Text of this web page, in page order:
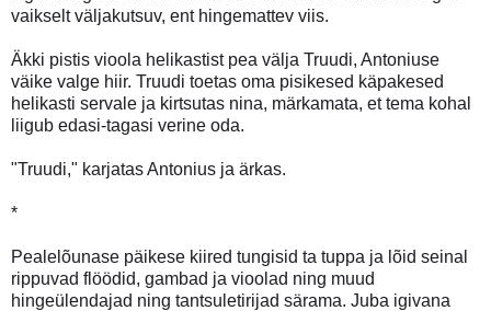
vaikselt väljakutsuv, ent hingemattev viis.
Äkki pistis vioola helikastist pea välja Truudi, Antoniuse
väike valge hiir. Truudi toetas oma pisikesed käpakesed
helikasti servale ja kirtsutas nina, märkamata, et tema kohal
liigub edasi-tagasi verine oda.
"Truudi," karjatas Antonius ja ärkas.
*
Pealelõunase päikese kiired tungisid ta tuppa ja lõid seinal
rippuvad flöödid, gambad ja vioolad ning muud
hingeülendajad ning tantsuletirijad särama. Juba igivana